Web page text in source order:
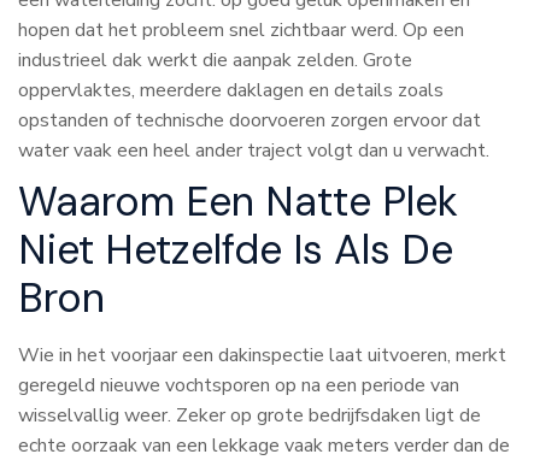
hopen dat het probleem snel zichtbaar werd. Op een
industrieel dak werkt die aanpak zelden. Grote
oppervlaktes, meerdere daklagen en details zoals
opstanden of technische doorvoeren zorgen ervoor dat
water vaak een heel ander traject volgt dan u verwacht.
Waarom Een Natte Plek
Niet Hetzelfde Is Als De
Bron
Wie in het voorjaar een dakinspectie laat uitvoeren, merkt
geregeld nieuwe vochtsporen op na een periode van
wisselvallig weer. Zeker op grote bedrijfsdaken ligt de
echte oorzaak van een lekkage vaak meters verder dan de